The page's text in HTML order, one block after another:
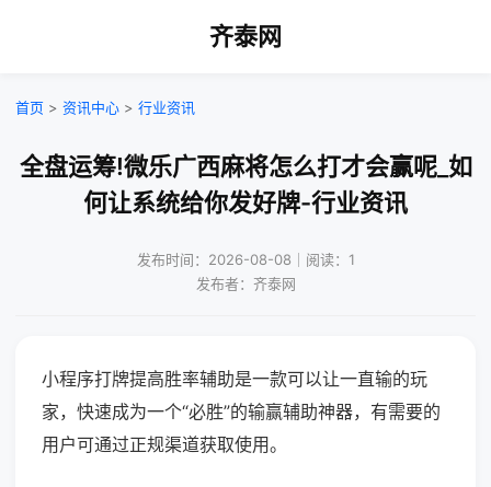
齐泰网
首页 > 资讯中心 > 行业资讯
全盘运筹!微乐广西麻将怎么打才会赢呢_如
何让系统给你发好牌-行业资讯
发布时间：2026-08-08｜阅读：1
发布者：齐泰网
小程序打牌提高胜率辅助是一款可以让一直输的玩
家，快速成为一个“必胜”的输赢辅助神器，有需要的
用户可通过正规渠道获取使用。